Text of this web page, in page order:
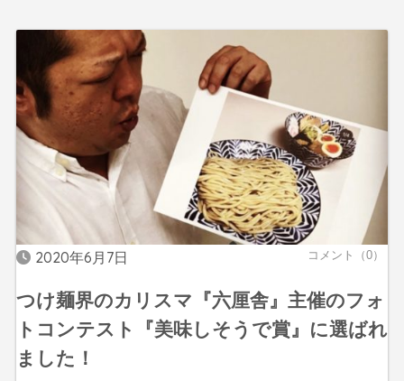
2020年6月7日 コメント（0）
つけ麺界のカリスマ『六厘舎』主催のフォ
トコンテスト『美味しそうで賞』に選ばれ
ました！